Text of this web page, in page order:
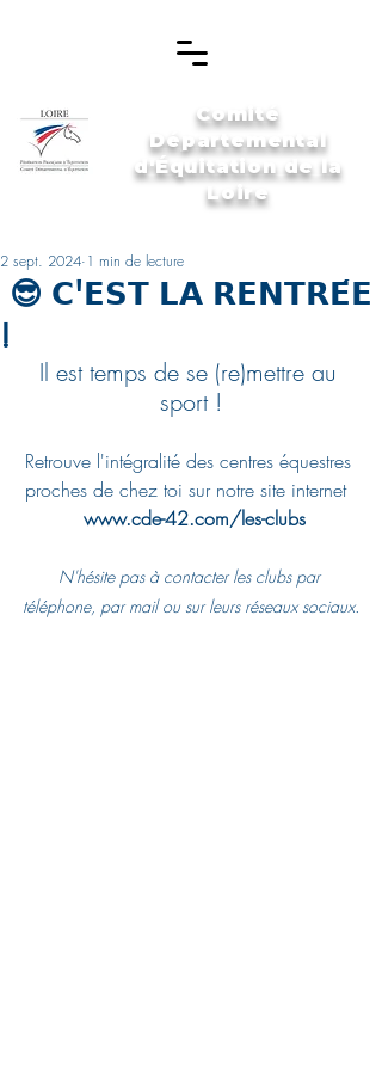
Comité
Départemental
d'Équitation de la
Loire
😎 𝗖'𝗘𝗦𝗧 𝗟𝗔 𝗥𝗘𝗡𝗧𝗥𝗘́𝗘
!
2 sept. 2024 1 min de lecture
Il est temps de se (re)mettre au
sport !
Retrouve l'intégralité des centres équestres
proches de chez toi sur notre site internet
www.cde-42.com/les-clubs
N'hésite pas à contacter les clubs par
téléphone, par mail ou sur leurs réseaux sociaux.